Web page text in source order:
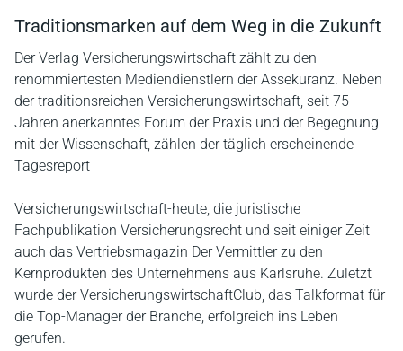
Traditionsmarken auf dem Weg in die Zukunft
Der Verlag Versicherungswirtschaft zählt zu den
renommiertesten Mediendienstlern der Assekuranz. Neben
der traditionsreichen Versicherungswirtschaft, seit 75
Jahren anerkanntes Forum der Praxis und der Begegnung
mit der Wissenschaft, zählen der täglich erscheinende
Tagesreport
Versicherungswirtschaft-heute, die juristische
Fachpublikation Versicherungsrecht und seit einiger Zeit
auch das Vertriebsmagazin Der Vermittler zu den
Kernprodukten des Unternehmens aus Karlsruhe. Zuletzt
wurde der VersicherungswirtschaftClub, das Talkformat für
die Top-Manager der Branche, erfolgreich ins Leben
gerufen.